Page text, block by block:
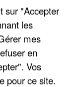
sur "Accepter
les
mes
en
Vos
pour ce site.